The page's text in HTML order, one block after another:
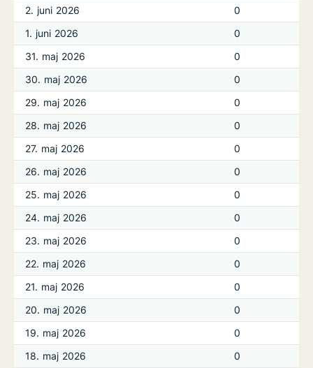
2. juni 2026
0
1. juni 2026
0
31. maj 2026
0
30. maj 2026
0
29. maj 2026
0
28. maj 2026
0
27. maj 2026
0
26. maj 2026
0
25. maj 2026
0
24. maj 2026
0
23. maj 2026
0
22. maj 2026
0
21. maj 2026
0
20. maj 2026
0
19. maj 2026
0
18. maj 2026
0